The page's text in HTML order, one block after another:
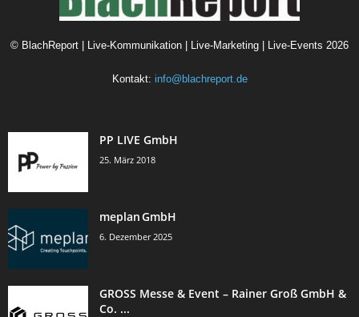
© BlachReport | Live-Kommunikation | Live-Marketing | Live-Events 2026
Kontakt: info@blachreport.de
PP LIVE GmbH
25. März 2018
meplan GmbH
6. Dezember 2025
GROSS Messe & Event – Rainer Groß GmbH &
Co. ...